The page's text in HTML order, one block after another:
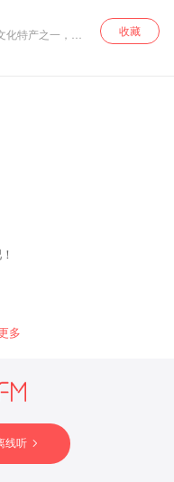
特产之一，一
，小众但不乏
罗刹海市的热
合热点，以肆
莎士比亚，各
收藏
多
线听